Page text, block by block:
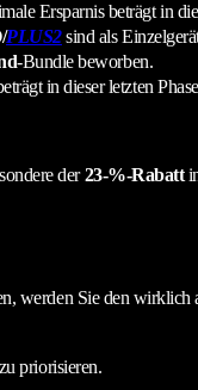
Ersparnis beträgt in
PLUS2sind als
-Bundle beworben.
in dieser letzten
der23-%-Rabatt
werden Sie den
priorisieren.